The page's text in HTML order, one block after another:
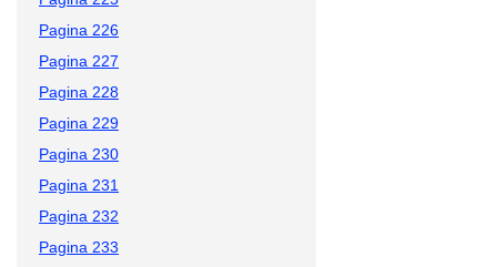
Pagina 226
Pagina 227
Pagina 228
Pagina 229
Pagina 230
Pagina 231
Pagina 232
Pagina 233